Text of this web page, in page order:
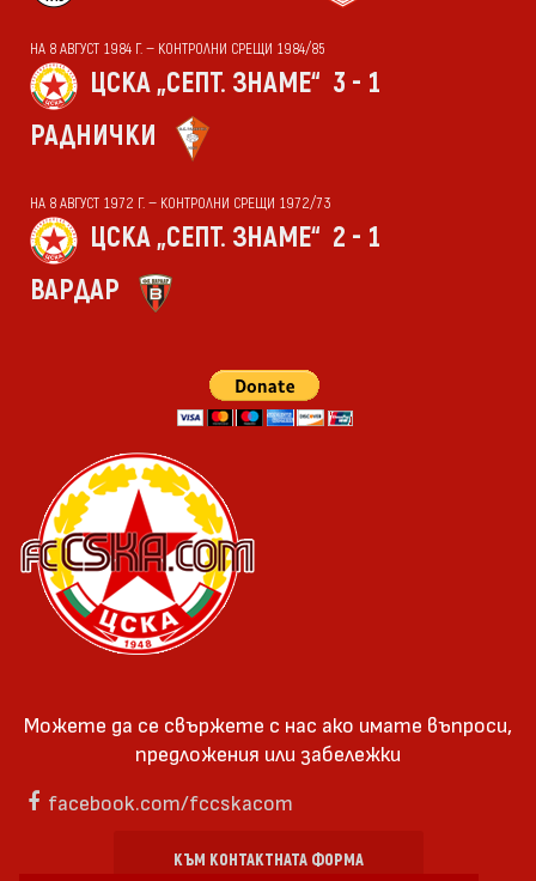
НА 8 АВГУСТ 1984 Г. — КОНТРОЛНИ СРЕЩИ 1984/85
ЦСКА „СЕПТ. ЗНАМЕ“ 3 - 1
РАДНИЧКИ
НА 8 АВГУСТ 1972 Г. — КОНТРОЛНИ СРЕЩИ 1972/73
ЦСКА „СЕПТ. ЗНАМЕ“ 2 - 1
ВАРДАР
Можете да се свържете с нас ако имате въпроси,
предложения или забележки
facebook.com/fccskacom
КЪМ КОНТАКТНАТА ФОРМА